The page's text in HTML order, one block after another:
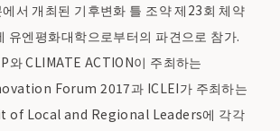
서 개최된 기후변화 틀 조약 제23회 체약
유엔평화대학으로부터의 파견으로 참가.
와 CLIMATE ACTION이 주최하는
Forum 2017과 ICLEI가 주최하는
of Local and Regional Leaders에 각각